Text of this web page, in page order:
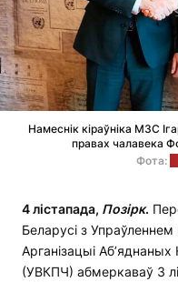
Намеснік кіраўніка МЗС
правах чалавека
Фота:
4 лістапада, Позірк.
Беларусі з
Арганізацыі
(УВКПЧ) абмеркаваў 3